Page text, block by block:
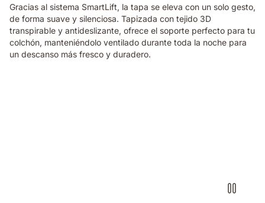
Gracias al sistema SmartLift, la tapa se eleva con un solo gesto,
de forma suave y silenciosa. Tapizada con tejido 3D
transpirable y antideslizante, ofrece el soporte perfecto para tu
colchón, manteniéndolo ventilado durante toda la noche para
un descanso más fresco y duradero.